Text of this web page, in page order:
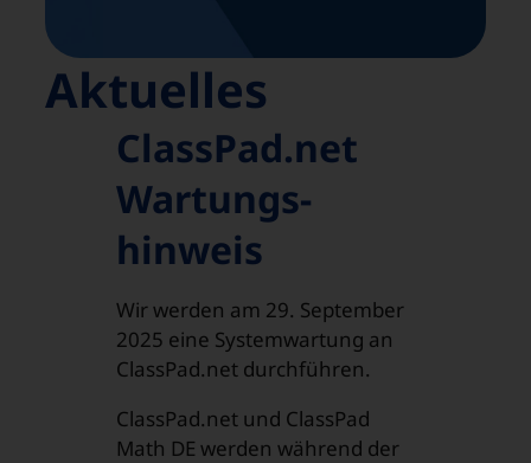
Aktuelles
ClassPad.net
Wartungs­
hinweis
Wir werden am 29. September
2025 eine Systemwartung an
ClassPad.net durchführen.
ClassPad.net und ClassPad
Math DE werden während der